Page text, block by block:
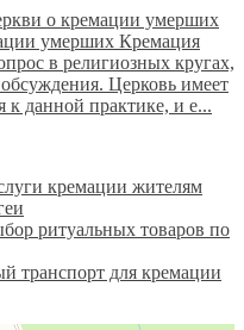
о кремации умерших
умерших Кремация
в религиозных кругах,
Церковь имеет
данной практике, и е...
кремации жителям
ритуальных товаров по
транспорт для кремации